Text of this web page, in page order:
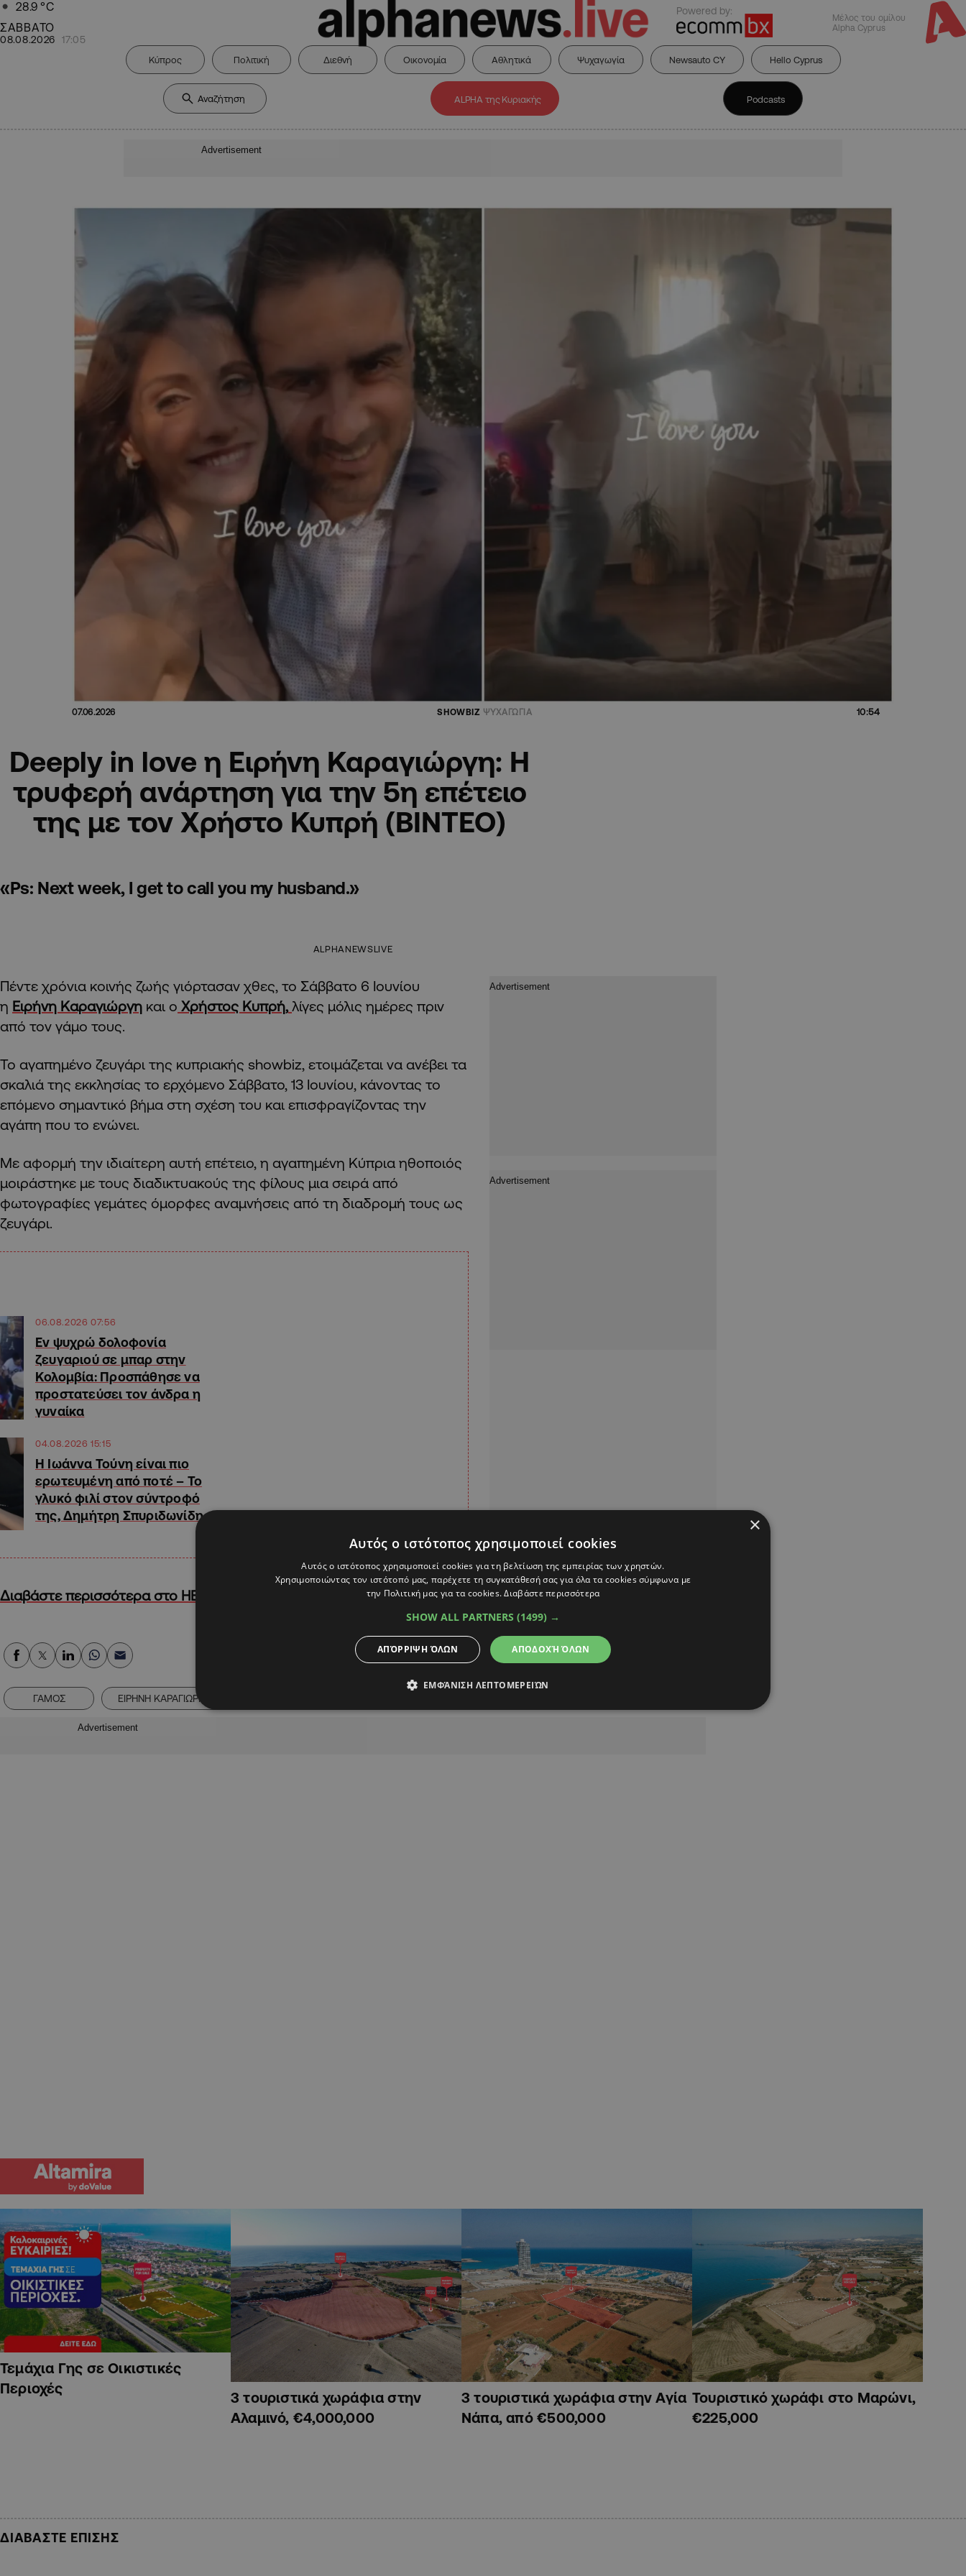
28.9 °C
ΣΑΒΒΑΤΟ
08.08.2026 17:05
Powered by:
Μέλος του ομίλου
Alpha Cyprus
Κύπρος Πολιτική Διεθνή Οικονομία Αθλητικά Ψυχαγωγία Newsauto CY Hello Cyprus
ALPHA της Κυριακής Podcasts
Advertisement
07.06.2026 SHOWBIZ ΨΥΧΑΓΩΓΙΑ 10:54
Deeply in love η Ειρήνη Καραγιώργη: Η
τρυφερή ανάρτηση για την 5η επέτειο
της με τον Χρήστο Κυπρή (ΒΙΝΤΕΟ)
«Ps: Next week, I get to call you my husband.»
ALPHANEWSLIVE
Πέντε χρόνια κοινής ζωής γιόρτασαν χθες, το Σάββατο 6 Ιουνίου
η Ειρήνη Καραγιώργη και ο Χρήστος Κυπρή, λίγες μόλις ημέρες πριν
από τον γάμο τους.
Το αγαπημένο ζευγάρι της κυπριακής showbiz, ετοιμάζεται να ανέβει τα
σκαλιά της εκκλησίας το ερχόμενο Σάββατο, 13 Ιουνίου, κάνοντας το
επόμενο σημαντικό βήμα στη σχέση του και επισφραγίζοντας την
αγάπη που το ενώνει.
Με αφορμή την ιδιαίτερη αυτή επέτειο, η αγαπημένη Κύπρια ηθοποιός
μοιράστηκε με τους διαδικτυακούς της φίλους μια σειρά από
φωτογραφίες γεμάτες όμορφες αναμνήσεις από τη διαδρομή τους ως
ζευγάρι.
06.08.2026 07:56
Εν ψυχρώ δολοφονία
ζευγαριού σε μπαρ στην
Κολομβία: Προσπάθησε να
προστατεύσει τον άνδρα η
γυναίκα
04.08.2026 15:15
H Ιωάννα Τούνη είναι πιο
ερωτευμένη από ποτέ – Το
γλυκό φιλί στον σύντροφό
της, Δημήτρη Σπυριδωνίδη
Διαβάστε περισσότερα στο HELLO!Cy
Alpha Podcasts
ΓΑΜΟΣ ΕΙΡΗΝΗ ΚΑΡΑΓΙΩΡΓΗ
Advertisement
Τεμάχια Γης σε Οικιστικές
Περιοχές
3 τουριστικά χωράφια στην
Αλαμινό, €4,000,000
3 τουριστικά χωράφια στην Αγία
Νάπα, από €500,000
Τουριστικό χωράφι στο Μαρώνι,
€225,000
ΔΙΑΒΑΣΤΕ ΕΠΙΣΗΣ
×
Αυτός ο ιστότοπος χρησιμοποιεί cookies
Αυτός ο ιστότοπος χρησιμοποιεί cookies για τη βελτίωση της εμπειρίας των χρηστών.
Χρησιμοποιώντας τον ιστότοπό μας, παρέχετε τη συγκατάθεσή σας για όλα τα cookies σύμφωνα με
την Πολιτική μας για τα cookies.Διαβάστε περισσότερα
SHOW ALL PARTNERS (1499) →
ΑΠΟΔΟΧΉ ΌΛΩΝ
ΑΠΌΡΡΙΨΗ ΌΛΩΝ
ΕΜΦΆΝΙΣΗ ΛΕΠΤΟΜΕΡΕΙΏΝ